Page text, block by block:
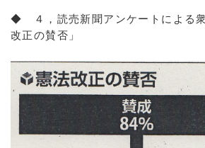
◆ ４，読売新聞アンケートによる
改正の賛否」